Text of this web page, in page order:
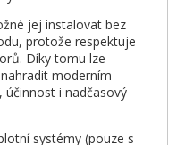
jej instalovat bez
protože respektuje
Díky tomu lze
moderním
i nadčasový
systémy (pouze s